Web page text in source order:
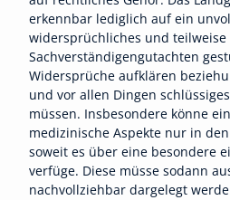
erkennbar lediglich auf ein
widersprüchliches und
Sachverständigengutachten
Widersprüche aufklären
und vor allen Dingen
müssen. Insbesondere könne
medizinische Aspekte nur in
soweit es über eine besondere
verfüge. Diese müsse sodann
nachvollziehbar dargelegt